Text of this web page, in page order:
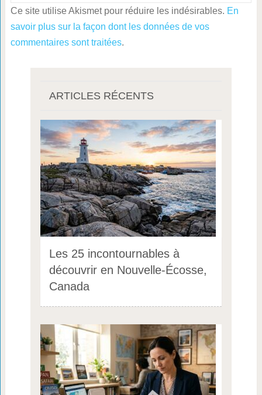
Ce site utilise Akismet pour réduire les indésirables. En
savoir plus sur la façon dont les données de vos
commentaires sont traitées.
ARTICLES RÉCENTS
Les 25 incontournables à
découvrir en Nouvelle-Écosse,
Canada